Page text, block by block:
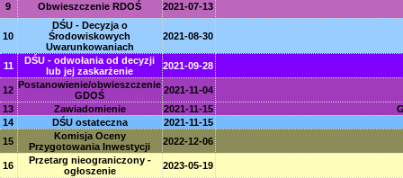
9 Obwieszczenie RDOŚ 2021-07-13
10
DŚU - Decyzja o
Środowiskowych
Uwarunkowaniach
2021-08-30
11
DŚU - odwołania od decyzji
lub jej zaskarżenie
2021-09-28
12 Postanowienie/obwieszczenie
GDOŚ
2021-11-04
13
Zawiadomienie 2021-11-15
14
DŚU ostateczna
2021-11-15
15
Komisja Oceny
Przygotowania Inwestycji
2022-12-06
16
Przetarg nieograniczony -
ogłoszenie
2023-05-19